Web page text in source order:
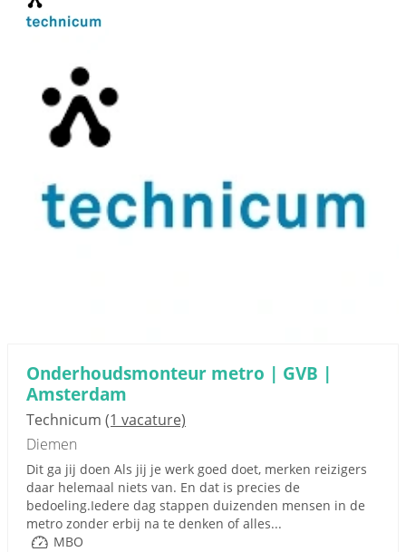
Onderhoudsmonteur metro | GVB |
Amsterdam
Technicum (1 vacature)
Diemen
Dit ga jij doen Als jij je werk goed doet, merken reizigers
daar helemaal niets van. En dat is precies de
bedoeling.Iedere dag stappen duizenden mensen in de
metro zonder erbij na te denken of alles...
MBO